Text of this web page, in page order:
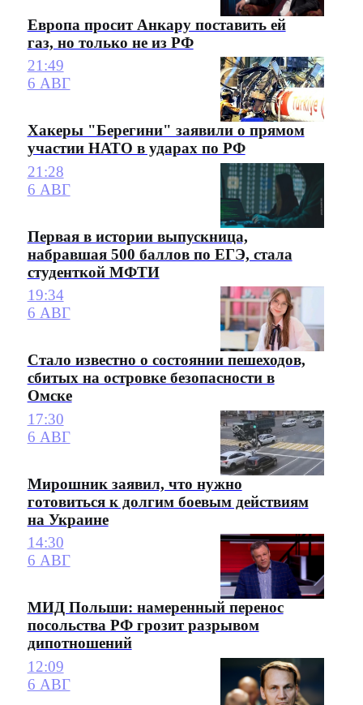
Европа просит Анкару поставить ей
газ, но только не из РФ
21:49
6 АВГ
Хакеры "Берегини" заявили о прямом
участии НАТО в ударах по РФ
21:28
6 АВГ
Первая в истории выпускница,
набравшая 500 баллов по ЕГЭ, стала
студенткой МФТИ
19:34
6 АВГ
Стало известно о состоянии пешеходов,
сбитых на островке безопасности в
Омске
17:30
6 АВГ
Мирошник заявил, что нужно
готовиться к долгим боевым действиям
на Украине
14:30
6 АВГ
МИД Польши: намеренный перенос
посольства РФ грозит разрывом
дипотношений
12:09
6 АВГ